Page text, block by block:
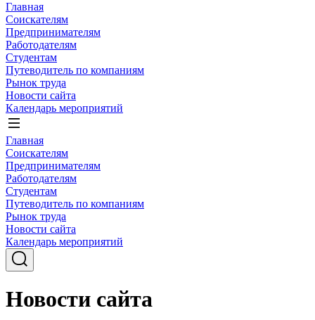
Главная
Соискателям
Предпринимателям
Работодателям
Студентам
Путеводитель по компаниям
Рынок труда
Новости сайта
Календарь мероприятий
Главная
Соискателям
Предпринимателям
Работодателям
Студентам
Путеводитель по компаниям
Рынок труда
Новости сайта
Календарь мероприятий
Новости сайта